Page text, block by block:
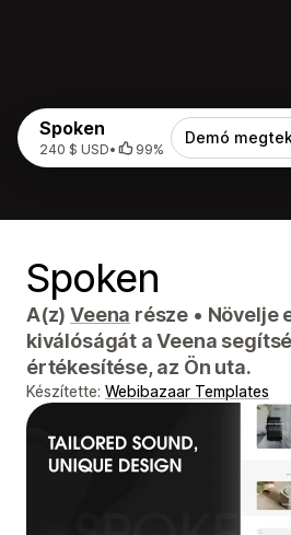
Spoken
240 $ USD• 99%
Demó
Spoken
A(z)Veena része • Növelje
kiválóságát a Veena
értékesítése, az Ön uta.
Készítette: Webibazaar Templates